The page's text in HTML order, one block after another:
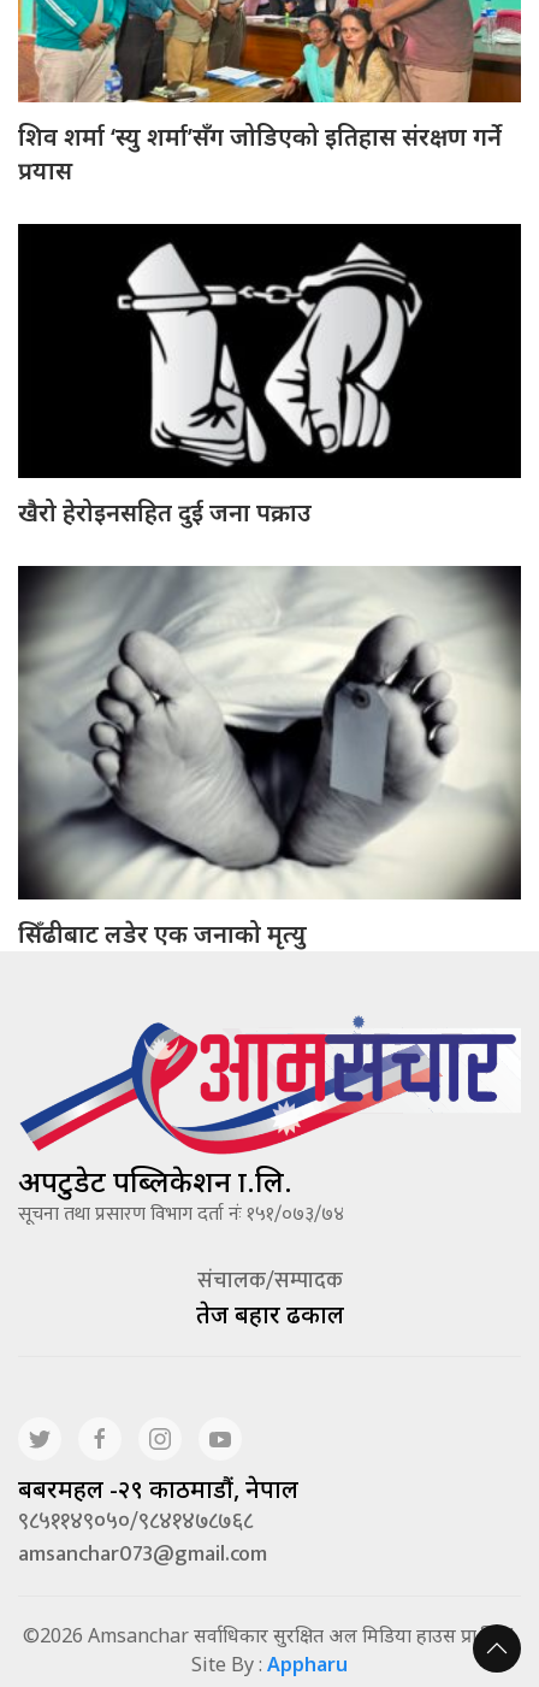
शिव शर्मा ‘स्यु शर्मा’सँग जोडिएको इतिहास संरक्षण गर्ने
प्रयास
खैरो हेरोइनसहित दुई जना पक्राउ
सिँढीबाट लडेर एक जनाको मृत्यु
अपटुडेट पब्लिकेशन प्रा.लि.
सूचना तथा प्रसारण विभाग दर्ता नंः १५१/०७३/७४
संचालक/सम्पादक
तेज बहादूर ढकाल
बबरमहल -२९ काठमाडौं, नेपाल
९८५११४९०५०/९८४१४७८७६८
amsanchar073@gmail.com
©2026 Amsanchar सर्वाधिकार सुरक्षित अल मिडिया हाउस प्रा.लि. |
Site By : Appharu